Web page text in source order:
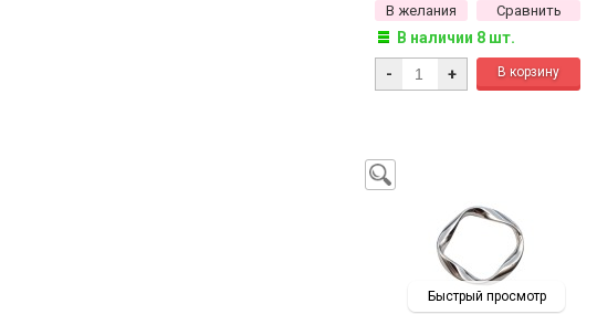
В желания Сравнить
В наличии 8 шт.
- +
Быстрый просмотр